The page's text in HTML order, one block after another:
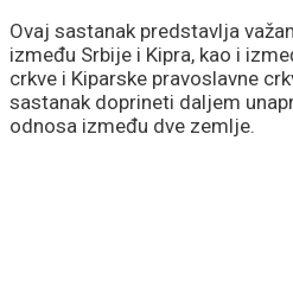
Ovaj sastanak predstavlja
između Srbije i Kipra, kao i
crkve i Kiparske pravoslavne
sastanak doprineti daljem
odnosa između dve zemlje.